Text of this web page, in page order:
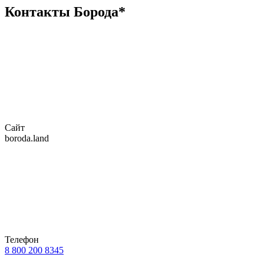
Контакты Борода*
Сайт
boroda.land
Телефон
8 800 200 8345